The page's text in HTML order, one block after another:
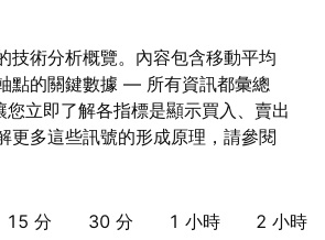
技術分析概覽。內容包含移動平均
點的關鍵數據 — 所有資訊都彙總
立即了解各指標是顯示買入、賣出
更多這些訊號的形成原理，請參閱
15 分 30 分 1 小時 2 小時